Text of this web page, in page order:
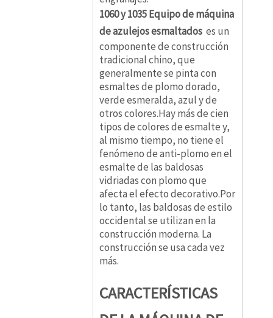
1060 y 1035 Equipo de máquina
de azulejos esmaltados es un
componente de construcción
tradicional chino, que
generalmente se pinta con
esmaltes de plomo dorado,
verde esmeralda, azul y de
otros colores.Hay más de cien
tipos de colores de esmalte y,
al mismo tiempo, no tiene el
fenómeno de anti-plomo en el
esmalte de las baldosas
vidriadas con plomo que
afecta el efecto decorativo.Por
lo tanto, las baldosas de estilo
occidental se utilizan en la
construcción moderna. La
construcción se usa cada vez
más.
CARACTERÍSTICAS